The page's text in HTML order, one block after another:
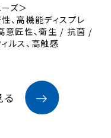
ズ＞
、高機能ディスプレ
意匠性、衛生 / 抗菌 /
ルス、高触感